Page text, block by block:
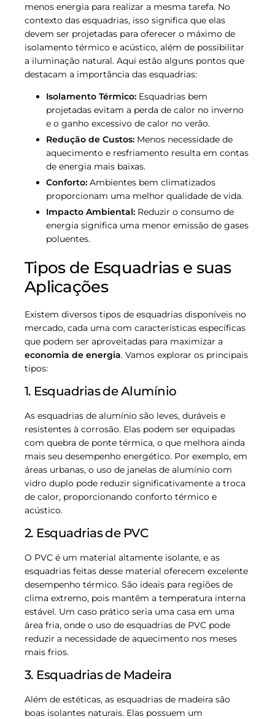
menos energia para realizar a mesma tarefa. No
contexto das esquadrias, isso significa que elas
devem ser projetadas para oferecer o máximo de
isolamento térmico e acústico, além de possibilitar
a iluminação natural. Aqui estão alguns pontos que
destacam a importância das esquadrias:
Isolamento Térmico: Esquadrias bem
projetadas evitam a perda de calor no inverno
e o ganho excessivo de calor no verão.
Redução de Custos: Menos necessidade de
aquecimento e resfriamento resulta em contas
de energia mais baixas.
Conforto: Ambientes bem climatizados
proporcionam uma melhor qualidade de vida.
Impacto Ambiental: Reduzir o consumo de
energia significa uma menor emissão de gases
poluentes.
Tipos de Esquadrias e suas
Aplicações
Existem diversos tipos de esquadrias disponíveis no
mercado, cada uma com características específicas
que podem ser aproveitadas para maximizar a
economia de energia. Vamos explorar os principais
tipos:
1. Esquadrias de Alumínio
As esquadrias de alumínio são leves, duráveis e
resistentes à corrosão. Elas podem ser equipadas
com quebra de ponte térmica, o que melhora ainda
mais seu desempenho energético. Por exemplo, em
áreas urbanas, o uso de janelas de alumínio com
vidro duplo pode reduzir significativamente a troca
de calor, proporcionando conforto térmico e
acústico.
2. Esquadrias de PVC
O PVC é um material altamente isolante, e as
esquadrias feitas desse material oferecem excelente
desempenho térmico. São ideais para regiões de
clima extremo, pois mantêm a temperatura interna
estável. Um caso prático seria uma casa em uma
área fria, onde o uso de esquadrias de PVC pode
reduzir a necessidade de aquecimento nos meses
mais frios.
3. Esquadrias de Madeira
Além de estéticas, as esquadrias de madeira são
boas isolantes naturais. Elas possuem um